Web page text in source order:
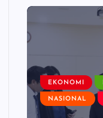
EKONOMI
NASIONAL